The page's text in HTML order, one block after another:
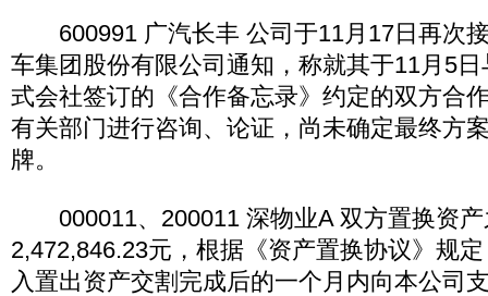
600991 广汽长丰 公司于11月17日再次
车集团股份有限公司通知，称就其于11月5
式会社签订的《合作备忘录》约定的双方合
有关部门进行咨询、论证，尚未确定最终方
牌。
000011、200011 深物业A 双方置换资产
2,472,846.23元，根据《资产置换协议》规
入置出资产交割完成后的一个月内向本公司